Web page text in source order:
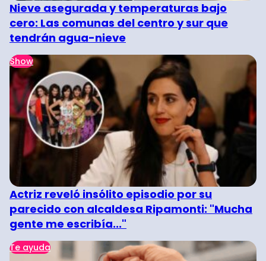
Nieve asegurada y temperaturas bajo
cero: Las comunas del centro y sur que
tendrán agua-nieve
Show
Actriz reveló insólito episodio por su
parecido con alcaldesa Ripamonti: "Mucha
gente me escribía..."
Te ayuda